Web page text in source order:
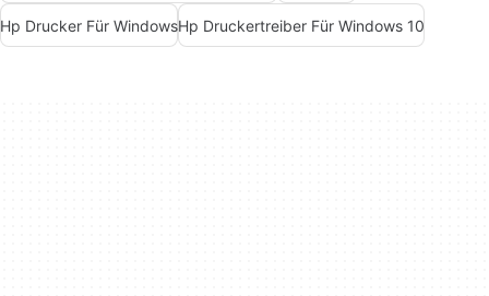
Hp Drucker Für WindowsHp Druckertreiber Für Windows 10